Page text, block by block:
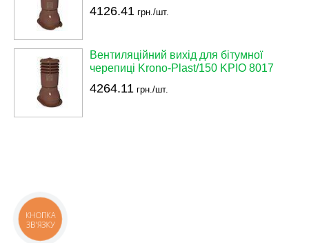
4126.41 грн./шт.
Вентиляційний вихід для бітумної
черепиці Krono-Plast/150 KPIO 8017
4264.11 грн./шт.
КНОПКА
ЗВ'ЯЗКУ